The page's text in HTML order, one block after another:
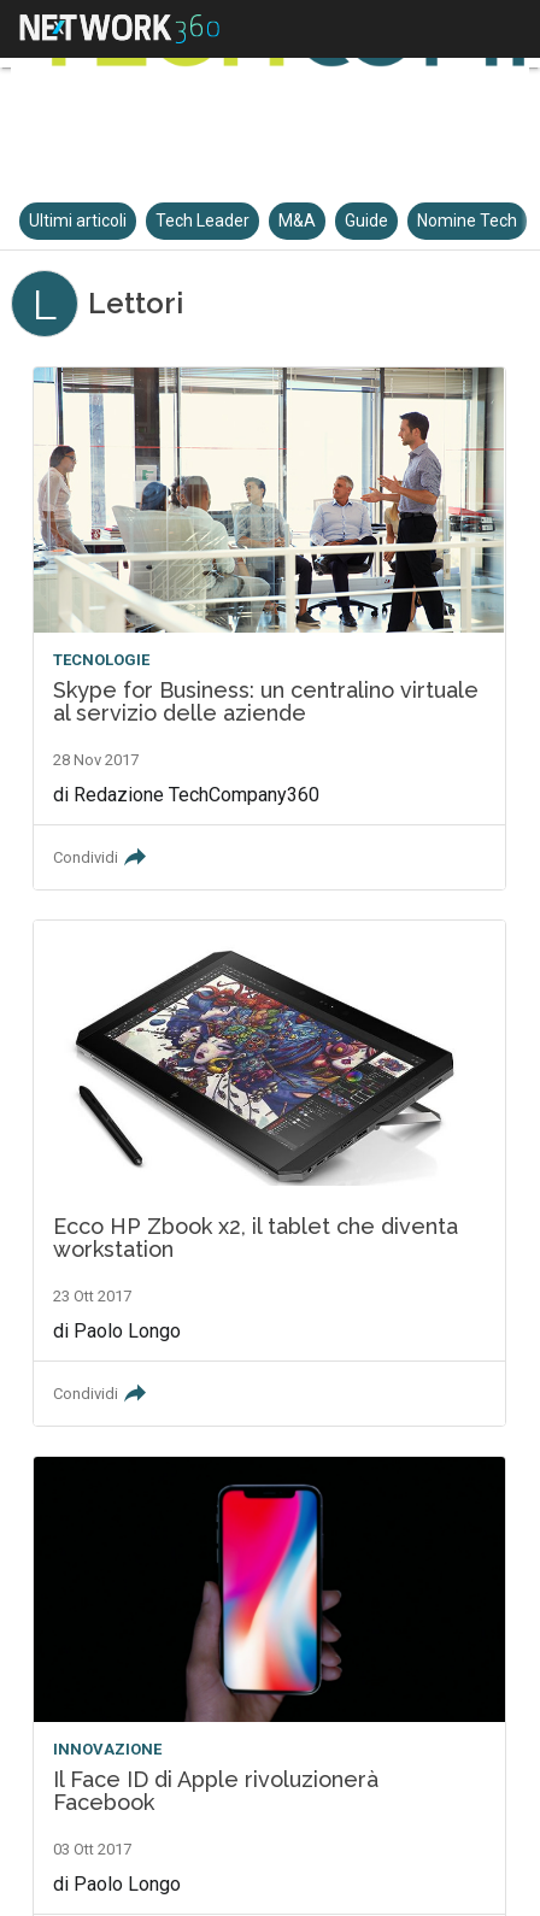
Ultimi articoli Tech Leader M&A Guide Nomine Tech
L Lettori
TECNOLOGIE
Skype for Business: un centralino virtuale
al servizio delle aziende
28 Nov 2017
di Redazione TechCompany360
Condividi
Ecco HP Zbook x2, il tablet che diventa
workstation
23 Ott 2017
di Paolo Longo
Condividi
INNOVAZIONE
Il Face ID di Apple rivoluzionerà
Facebook
03 Ott 2017
di Paolo Longo